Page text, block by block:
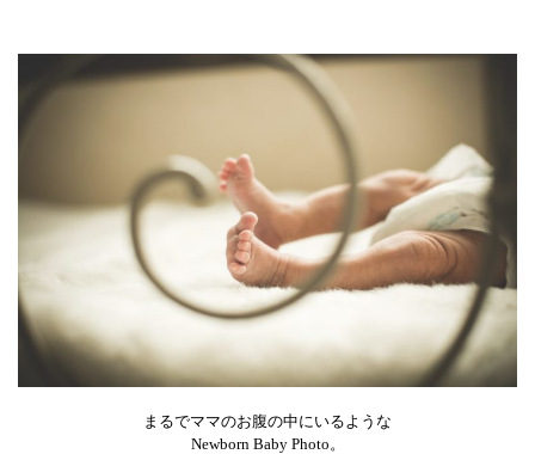
まるでママのお腹の中にいるような
Newborn Baby Photo。